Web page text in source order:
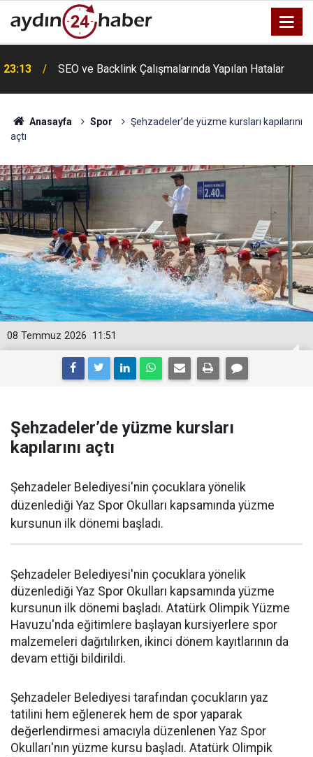
23:13 SEO ve Backlink Çalışmalarında Yapılan Hatalar
Anasayfa Spor
Şehzadeler’de yüzme kursları kapılarını
açtı
11:51
08 Temmuz 2026
Şehzadeler’de yüzme kursları
kapılarını açtı
Şehzadeler Belediyesi'nin çocuklara yönelik
düzenlediği Yaz Spor Okulları kapsamında yüzme
kursunun ilk dönemi başladı.
Şehzadeler Belediyesi'nin çocuklara yönelik
düzenlediği Yaz Spor Okulları kapsamında yüzme
kursunun ilk dönemi başladı. Atatürk Olimpik Yüzme
Havuzu'nda eğitimlere başlayan kursiyerlere spor
malzemeleri dağıtılırken, ikinci dönem kayıtlarının da
devam ettiği bildirildi.
Şehzadeler Belediyesi tarafından çocukların yaz
tatilini hem eğlenerek hem de spor yaparak
değerlendirmesi amacıyla düzenlenen Yaz Spor
Okulları'nın yüzme kursu başladı. Atatürk Olimpik